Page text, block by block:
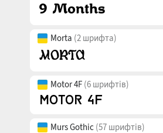
Morta (2 шрифта)
Motor 4F (6 шрифтів)
Murs Gothic (57 шрифтів)